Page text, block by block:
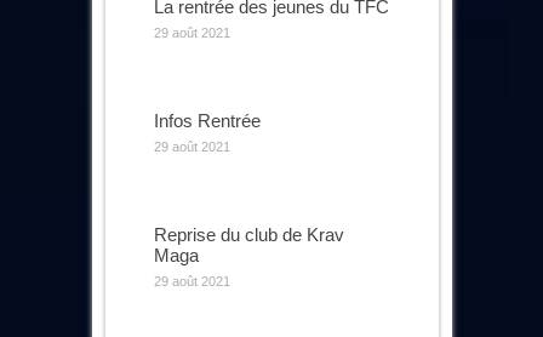
La rentrée des jeunes du TFC
29 août 2021
Infos Rentrée
29 août 2021
Reprise du club de Krav
Maga
29 août 2021